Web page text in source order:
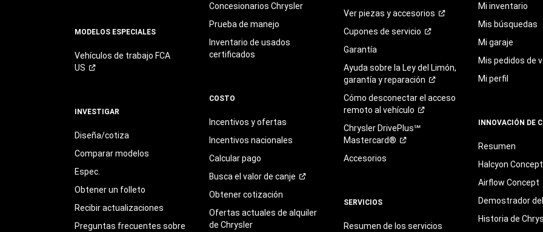
MODELOS ESPECIALES
Vehículos de trabajo FCA
US
INVESTIGAR
Diseña/cotiza
Comparar modelos
Espec.
Obtener un folleto
Recibir actualizaciones
Preguntas frecuentes sobre
Concesionarios Chrysler
Prueba de manejo
Inventario de usados
certificados
COSTO
Incentivos y ofertas
Incentivos nacionales
Calcular pago
Busca el valor de canje
Obtener cotización
Ofertas actuales de alquiler
de Chrysler
Ver piezas yaccesorios
Cupones de servicio
Garantía
Ayuda sobre la Ley del Limón,
garantía yreparación
Cómo desconectar el acceso
remoto al vehículo
Chrysler DrivePlus℠
Mastercard®
Accesorios
SERVICIOS
Resumen de los servicios
Mi inventario
Mis búsquedas
Mi garaje
Mis pedidos de
Mi perfil
INNOVACIÓN DE
Resumen
Halcyon Concept
Airflow Concept
Demostrador
Historia de